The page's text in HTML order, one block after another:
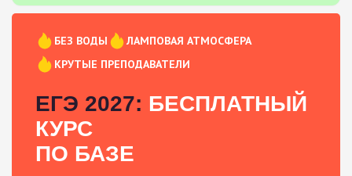
БЕЗ ВОДЫ
ЛАМПОВАЯ АТМОСФЕРА
КРУТЫЕ ПРЕПОДАВАТЕЛИ
ЕГЭ 2027: БЕСПЛАТНЫЙ
КУРС
ПО БАЗЕ